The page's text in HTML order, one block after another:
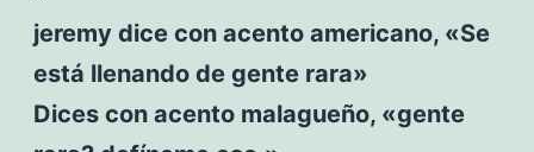
jeremy dice con acento americano, «Se
está llenando de gente rara»
Dices con acento malagueño, «gente